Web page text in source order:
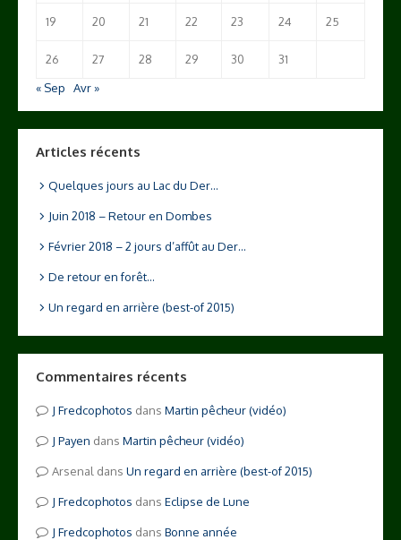
19 20 21 22 23 24 25
26 27 28 29 30
31
« Sep
Avr »
Articles récents
Quelques jours au Lac du Der…
Juin 2018 – Retour en Dombes
Février 2018 – 2 jours d’affût au Der…
De retour en forêt…
Un regard en arrière (best-of 2015)
Commentaires récents
Fredcophotos dans Martin pêcheur (vidéo)
Payen dans Martin pêcheur (vidéo)
Arsenal dans Un regard en arrière (best-of 2015)
Fredcophotos dans Eclipse de Lune
Fredcophotos dans Bonne année